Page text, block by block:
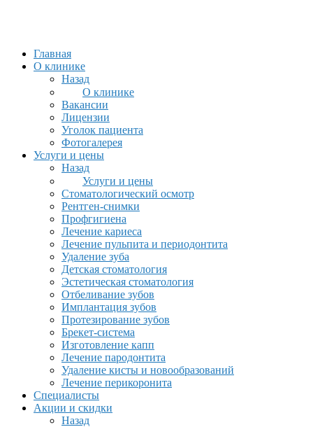
Главная
О клинике
Назад
О клинике
Вакансии
Лицензии
Уголок пациента
Фотогалерея
Услуги и цены
Назад
Услуги и цены
Стоматологический осмотр
Рентген-снимки
Профгигиена
Лечение кариеса
Лечение пульпита и периодонтита
Удаление зуба
Детская стоматология
Эстетическая стоматология
Отбеливание зубов
Имплантация зубов
Протезирование зубов
Брекет-система
Изготовление капп
Лечение пародонтита
Удаление кисты и новообразований
Лечение перикоронита
Специалисты
Акции и скидки
Назад